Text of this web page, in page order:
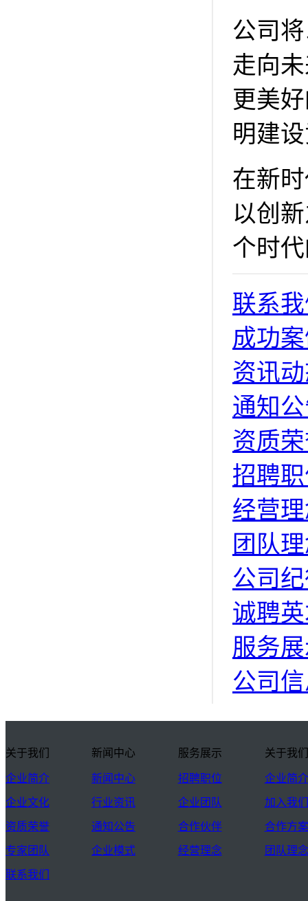
公司
走向
更美
明建
在新
以创
个时
联系
成功
资讯
通知
资质
招聘
经营
团队
公司
诚聘
服务
公司
关于我们
企业简介
企业文化
资质荣誉
专家团队
联系我们
新闻中心
新闻中心
行业资讯
通知公告
企业模式
服务展示
招聘职位
企业团队
合作伙伴
经营理念
关于我们
企业简介
加入我们
合作方案
团队理念